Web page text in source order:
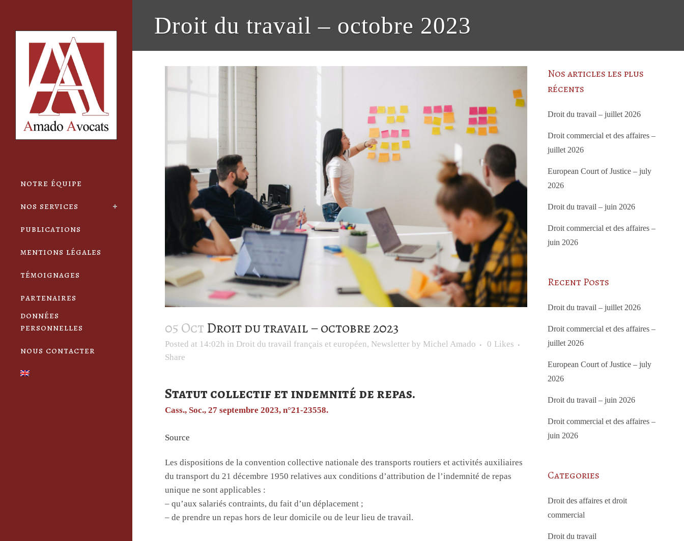
notre équipe
nos services
publications
mentions légales
témoignages
partenaires
données
personnelles
nous contacter
Droit du travail – octobre 2023
05 OctDroit du travail – octobre 2023
Posted at 14:02h in Droit du travail français et européen, Newsletter by Michel Amado 0 Likes
Share
Statut collectif et indemnité de repas.
Cass., Soc., 27 septembre 2023, n°21-23558.
Source
Les dispositions de la convention collective nationale des transports routiers et activités auxiliaires
du transport du 21 décembre 1950 relatives aux conditions d’attribution de l’indemnité de repas
unique ne sont applicables :
– qu’aux salariés contraints, du fait d’un déplacement ;
– de prendre un repas hors de leur domicile ou de leur lieu de travail.
Nos articles les plus
récents
Droit du travail – juillet 2026
Droit commercial et des affaires –
juillet 2026
European Court of Justice – july
2026
Droit du travail – juin 2026
Droit commercial et des affaires –
juin 2026
Recent Posts
Droit du travail – juillet 2026
Droit commercial et des affaires –
juillet 2026
European Court of Justice – july
2026
Droit du travail – juin 2026
Droit commercial et des affaires –
juin 2026
Categories
Droit des affaires et droit
commercial
Droit du travail